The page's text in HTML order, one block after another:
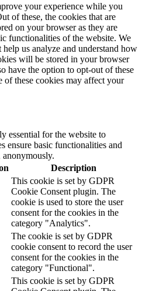
your experience while you
of these, the cookies that are
on your browser as they are
functionalities of the website. We
us analyze and understand how
will be stored in your browser
have the option to opt-out of these
these cookies may affect your
essential for the website to
ensure basic functionalities and
anonymously.
Description
This cookie is set by GDPR
Cookie Consent plugin. The
cookie is used to store the user
consent for the cookies in the
category "Analytics".
The cookie is set by GDPR
cookie consent to record the user
consent for the cookies in the
category "Functional".
This cookie is set by GDPR